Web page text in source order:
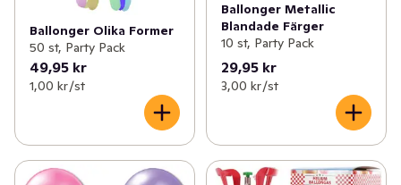
Ballonger Olika Former
50 st, Party Pack
49,95 kr
1,00 kr /st
Ballonger Metallic
Blandade Färger
10 st, Party Pack
29,95 kr
3,00 kr /st